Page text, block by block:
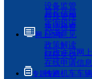
设备监管
科技管理
执法检查
局长信箱
咨询投诉
征求意见
政策解读
回应关切
网上办事
行政许可网
在线申请信
铁路机车车
专题专栏